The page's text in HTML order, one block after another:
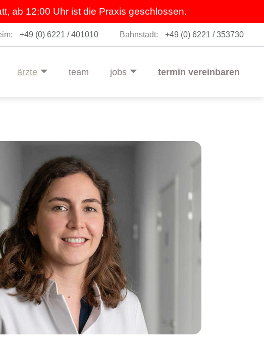
ab 12:00 Uhr ist die Praxis geschlossen.
+49 (0) 6221 / 401010 Bahnstadt: +49 (0) 6221 / 353730
ärzte team jobs termin vereinbaren